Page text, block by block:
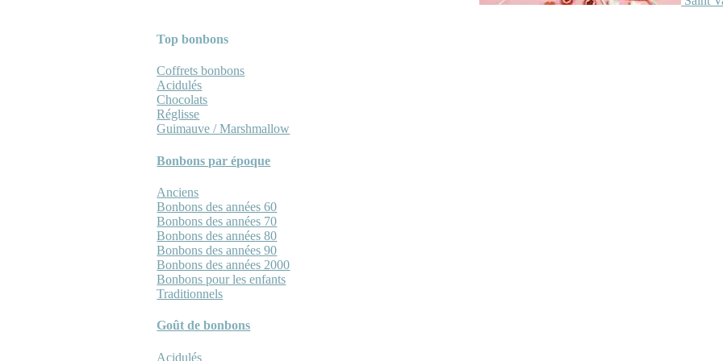
Top bonbons
Coffrets bonbons
Acidulés
Chocolats
Réglisse
Guimauve / Marshmallow
Bonbons par époque
Anciens
Bonbons des années 60
Bonbons des années 70
Bonbons des années 80
Bonbons des années 90
Bonbons des années 2000
Bonbons pour les enfants
Traditionnels
Goût de bonbons
Acidulés